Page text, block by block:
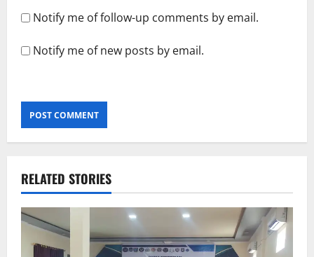
Notify me of follow-up comments by email.
Notify me of new posts by email.
RELATED STORIES